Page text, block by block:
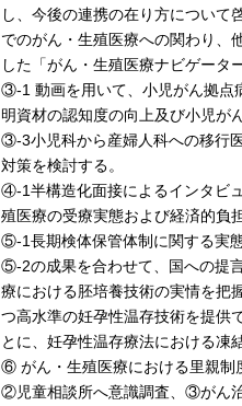
し、今後の連携の在り方について
でのがん・生殖医療への関わり
した「がん・生殖医療ナビゲータ
③-1 動画を用いて、小児がん拠点
明資材の認知度の向上及び小児が
③-3小児科から産婦人科への移行
対策を検討する。
④-1半構造化面接によるインタビ
殖医療の受療実態および経済的負
⑤-1長期検体保管体制に関する実
⑤-2の成果を合わせて、国への提
療における胚培養技術の実情を把
つ高水準の妊孕性温存技術を提供
とに、妊孕性温存療法における凍
⑥ がん・生殖医療における里親制
②児童相談所へ意識調査、③がん